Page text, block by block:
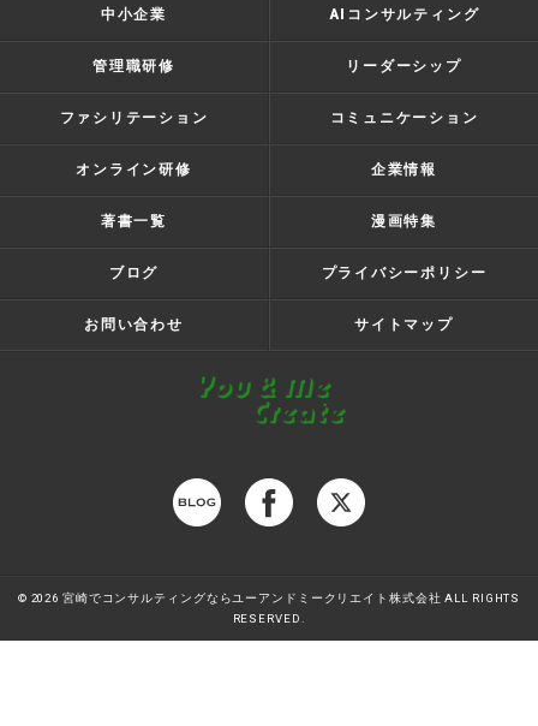
中小企業 AIコンサルティング
管理職研修 リーダーシップ
ファシリテーション コミュニケーション
オンライン研修 企業情報
著書一覧 漫画特集
ブログ プライバシーポリシー
お問い合わせ サイトマップ
© 2026 宮崎でコンサルティングならユーアンドミークリエイト株式会社 ALL RIGHTS
RESERVED.